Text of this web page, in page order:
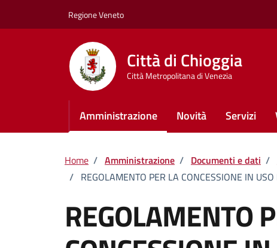
Regione Veneto
Città di Chioggia
Città Metropolitana di Venezia
Amministrazione Novità Servizi
Home / Amministrazione / Documenti e dati /
/ REGOLAMENTO PER LA CONCESSIONE IN
REGOLAMENTO